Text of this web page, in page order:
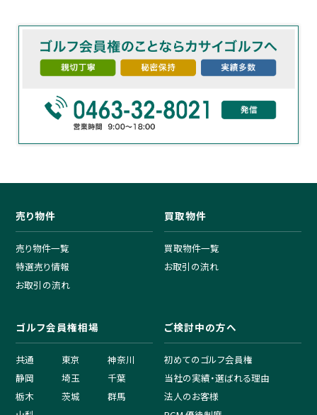
売り物件
売り物件一覧
特選売り情報
お取引の流れ
買取物件
買取物件一覧
お取引の流れ
ゴルフ会員権相場
共通 東京
神奈川
静岡
埼玉
千葉
栃木
茨城
群馬
ご検討中の方へ
初めてのゴルフ会員権
当社の実績・選ばれる理由
法人のお客様